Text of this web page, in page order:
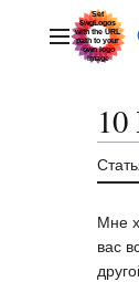
содержанию
Главное
Мне
вас